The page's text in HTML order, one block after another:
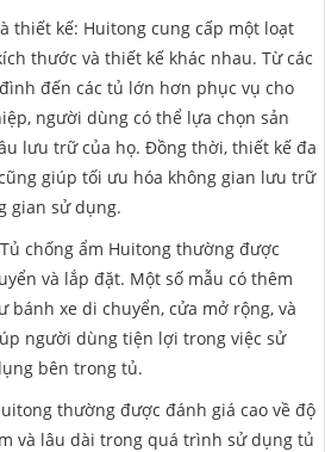
thiết kế: Huitong cung cấp một loạt
thước và thiết kế khác nhau. Từ các
đến các tủ lớn hơn phục vụ cho
người dùng có thể lựa chọn sản
lưu trữ của họ. Đồng thời, thiết kế đa
giúp tối ưu hóa không gian lưu trữ
gian sử dụng.
chống ẩm Huitong thường được
và lắp đặt. Một số mẫu có thêm
bánh xe di chuyển, cửa mở rộng, và
người dùng tiện lợi trong việc sử
bên trong tủ.
thường được đánh giá cao về độ
và lâu dài trong quá trình sử dụng tủ